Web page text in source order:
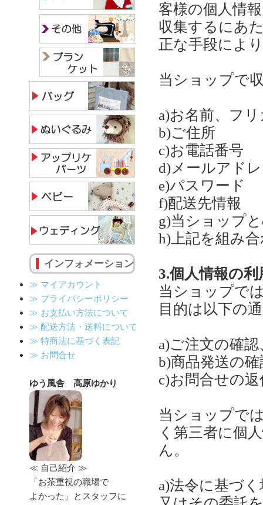
インフォメーション
≫ マイアカウント
≫ プライバシーポリシー
≫ お支払い方法について
≫ 配送方法・送料について
≫ 特商法に基づく表記
≫ お問合せ
ゆう風舎 高原ゆかり
≪ 自己紹介 ≫
「お茶重視の職場で
よかった」とスタッフに
客様の個人情
収集するにあ
正な手段によ
当ショップで
a)お名前、フ
b)ご住所
c)お電話番号
d)メールアド
e)パスワード
f)配送先情報
g)当ショップ
h)上記を組み
3.個人情報の利
当ショップで
目的は以下の
a)ご注文の確
b)商品発送の
c)お問合せの返
当ショップで
く第三者に個
ん。
a)法令に基づ